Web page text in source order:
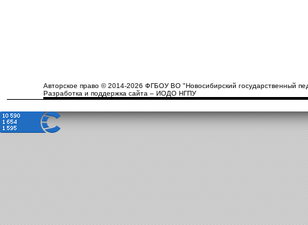
Авторское право © 2014-2026 ФГБОУ ВО "Новосибирский государственный
Разработка и поддержка сайта – ИОДО НГПУ